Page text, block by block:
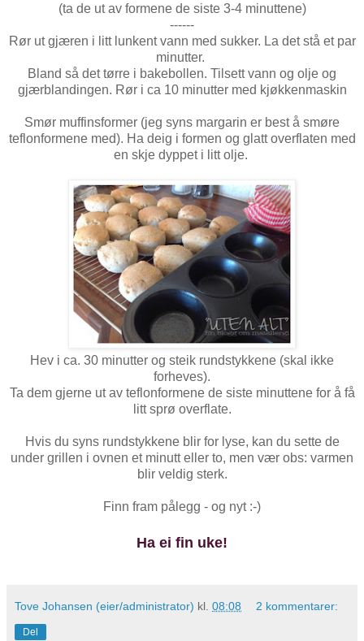
(ta de ut av formene de siste 3-4 minuttene)
------
Rør ut gjæren i litt lunkent vann med sukker. La det stå et par
minutter.
Bland så det tørre i bakebollen. Tilsett vann og olje og
gjærblandingen. Rør i ca 10 minutter med kjøkkenmaskin
Smør muffinsformer (jeg syns margarin er best å smøre
teflonformene med). Ha deig i formen og glatt overflaten med
en skje dyppet i litt olje.
Hev i ca. 30 minutter og steik rundstykkene (skal ikke
forheves).
Ta dem gjerne ut av teflonformene de siste minuttene for å få
litt sprø overflate.
Hvis du syns rundstykkene blir for lyse, kan du sette de
under grillen i ovnen et minutt eller to, men vær obs: varmen
blir veldig sterk.
Finn fram pålegg - og nyt :-)
Ha ei fin uke!
Tove Johansen (eier/administrator) kl. 08:08 2 kommentarer:
Del